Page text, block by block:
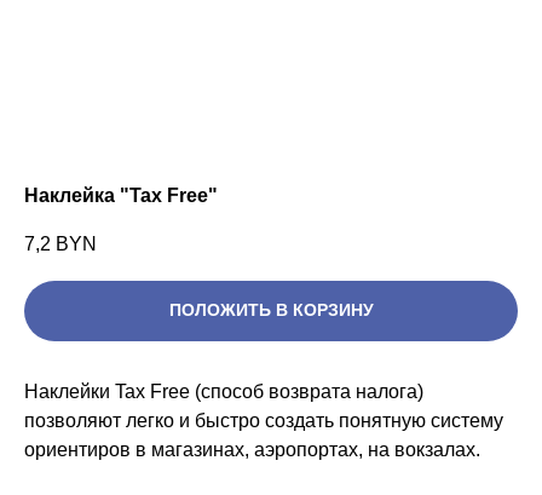
Наклейка "Tax Free"
7,2 BYN
ПОЛОЖИТЬ В КОРЗИНУ
Наклейки Tax Free (способ возврата налога)
позволяют легко и быстро создать понятную систему
ориентиров в магазинах, аэропортах, на вокзалах.